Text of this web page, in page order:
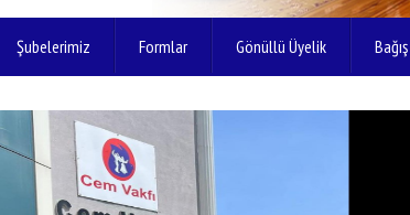
Şubelerimiz Formlar Gönüllü Üyelik Bağış